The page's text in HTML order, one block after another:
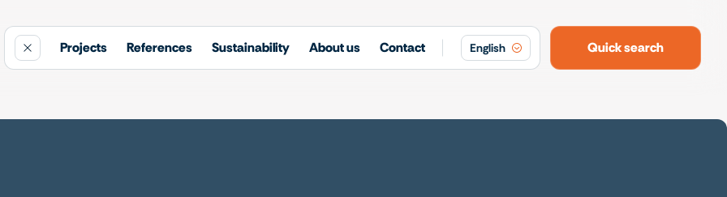
Projects References Sustainability About us Contact English Quick search